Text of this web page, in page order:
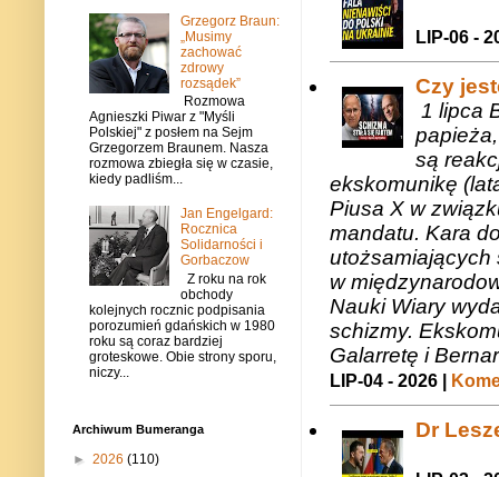
LIP-06 -
Czy
1 lipca
są
ekskomunikę
Piusa X w
mandatu. Kara
utożsamiających
w
Nauki Wiary
schizmy.
Galarretę i
LIP-04 - 2026 |
Dr
Grzegorz Braun:
„Musimy
zachować
zdrowy
rozsądek”
Rozmowa
Agnieszki Piwar z "Myśli
Polskiej" z posłem na Sejm
Grzegorzem Braunem. Nasza
rozmowa zbiegła się w czasie,
kiedy padliśm...
Jan Engelgard:
Rocznica
Solidarności i
Gorbaczow
Z roku na rok
obchody
kolejnych rocznic podpisania
porozumień gdańskich w 1980
roku są coraz bardziej
groteskowe. Obie strony sporu,
niczy...
Archiwum Bumeranga
► 2026 (110)